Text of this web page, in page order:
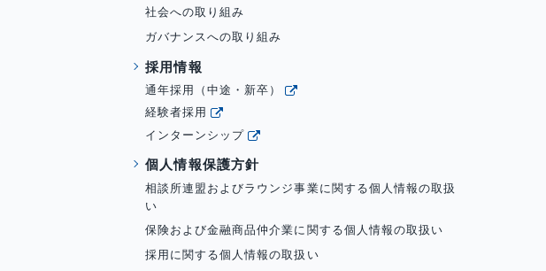
社会への取り組み
ガバナンスへの取り組み
採用情報
通年採用（中途・新卒）
経験者採用
インターンシップ
個人情報保護方針
相談所連盟およびラウンジ事業に関する個人情報の取扱
い
保険および金融商品仲介業に関する個人情報の取扱い
採用に関する個人情報の取扱い